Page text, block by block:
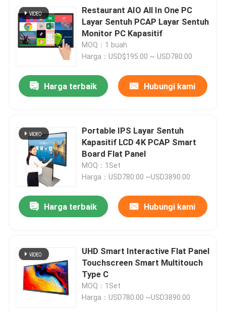
Restaurant AIO All In One PC
Layar Sentuh PCAP Layar Sentuh
Monitor PC Kapasitif
MOQ：1 buah
Harga：USD$195.00 ~ USD780.00
Harga terbaik Hubungi kami
Portable IPS Layar Sentuh
Kapasitif LCD 4K PCAP Smart
Board Flat Panel
MOQ：1Set
Harga：USD780.00 ~USD3890.00
Harga terbaik Hubungi kami
UHD Smart Interactive Flat Panel
Touchscreen Smart Multitouch
Type C
MOQ：1Set
Harga：USD780.00 ~USD3890.00